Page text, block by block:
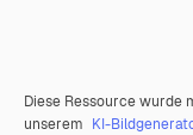
Diese Ressource wurde
unserem KI-